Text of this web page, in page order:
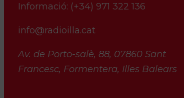
Informació: (+34) 971 322 136
info@radioilla.cat
Av. de Porto-salè, 88, 07860 Sant
Francesc, Formentera, Illes Balears